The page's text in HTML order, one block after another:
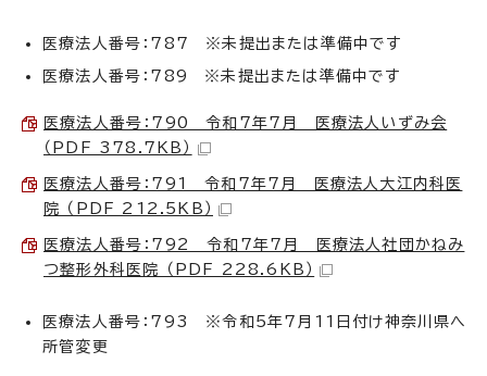
医療法人番号：787 ※未提出または準備中です
医療法人番号：789 ※未提出または準備中です
医療法人番号：790 令和7年7月 医療法人いずみ会
（PDF 378.7KB）
医療法人番号：791 令和7年7月 医療法人大江内科医
院 （PDF 212.5KB）
医療法人番号：792 令和7年7月 医療法人社団かねみ
つ整形外科医院 （PDF 228.6KB）
医療法人番号：793 ※令和5年7月11日付け神奈川県へ
所管変更